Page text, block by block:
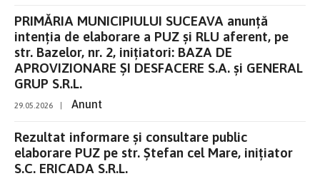
PRIMĂRIA MUNICIPIULUI SUCEAVA anunţă
intenţia de elaborare a PUZ și RLU aferent, pe
str. Bazelor, nr. 2, inițiatori: BAZA DE
APROVIZIONARE ȘI DESFACERE S.A. și GENERAL
GRUP S.R.L.
29.05.2026 Anunt
Rezultat informare și consultare public
elaborare PUZ pe str. Ștefan cel Mare, inițiator
S.C. ERICADA S.R.L.